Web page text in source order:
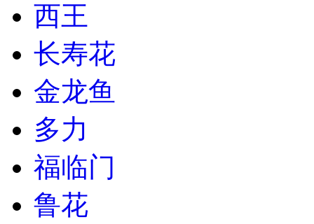
西王
长寿花
金龙鱼
多力
福临门
鲁花